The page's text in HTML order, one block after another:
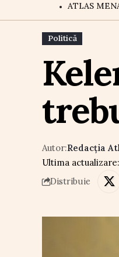
ATLAS
Politică
Ultima actualizare:
Autor:Redacția
Distribuie